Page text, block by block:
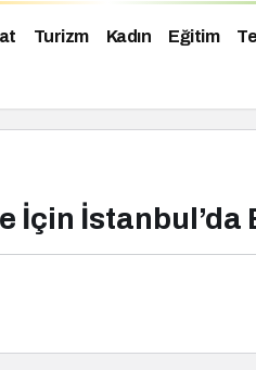
Turizm Kadın Eğitim
İçin